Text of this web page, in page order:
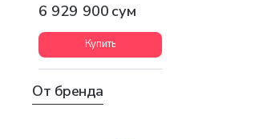
6 929 900 сум
Купить
От бренда